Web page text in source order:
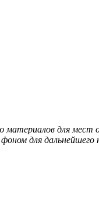
материалов для
для